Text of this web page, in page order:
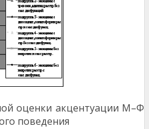
оценки акцентуации М–Ф
поведения